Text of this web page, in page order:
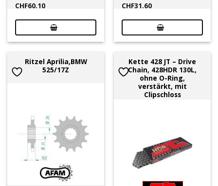
CHF60.10
CHF31.60
Ritzel Aprilia,BMW
525/17Z
Kette 428 JT – Drive
Chain, 428HDR 130L,
ohne O-Ring,
verstärkt, mit
Clipschloss